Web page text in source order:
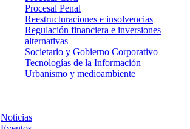
Procesal Penal
Reestructuraciones e insolvencias
Regulación financiera e inversiones
alternativas
Societario y Gobierno Corporativo
Tecnologías de la Información
Urbanismo y medioambiente
Noticias